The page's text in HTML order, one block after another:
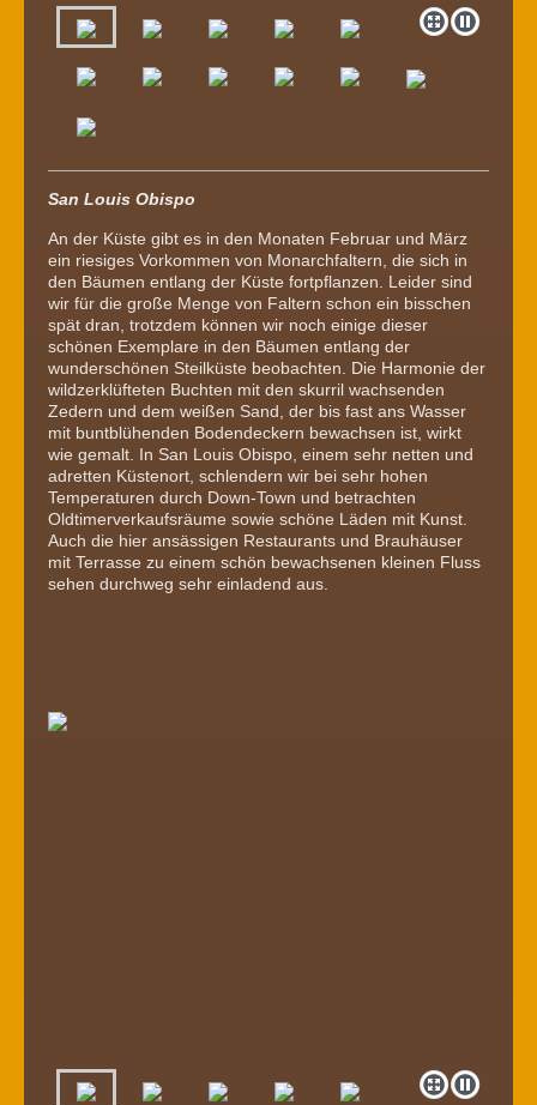
San Louis Obispo
An der Küste gibt es in den Monaten Februar und März
ein riesiges Vorkommen von Monarchfaltern, die sich in
den Bäumen entlang der Küste fortpflanzen. Leider sind
wir für die große Menge von Faltern schon ein bisschen
spät dran, trotzdem können wir noch einige dieser
schönen Exemplare in den Bäumen entlang der
wunderschönen Steilküste beobachten. Die Harmonie der
wildzerklüfteten Buchten mit den skurril wachsenden
Zedern und dem weißen Sand, der bis fast ans Wasser
mit buntblühenden Bodendeckern bewachsen ist, wirkt
wie gemalt. In San Louis Obispo, einem sehr netten und
adretten Küstenort, schlendern wir bei sehr hohen
Temperaturen durch Down-Town und betrachten
Oldtimerverkaufsräume sowie schöne Läden mit Kunst.
Auch die hier ansässigen Restaurants und Brauhäuser
mit Terrasse zu einem schön bewachsenen kleinen Fluss
sehen durchweg sehr einladend aus.